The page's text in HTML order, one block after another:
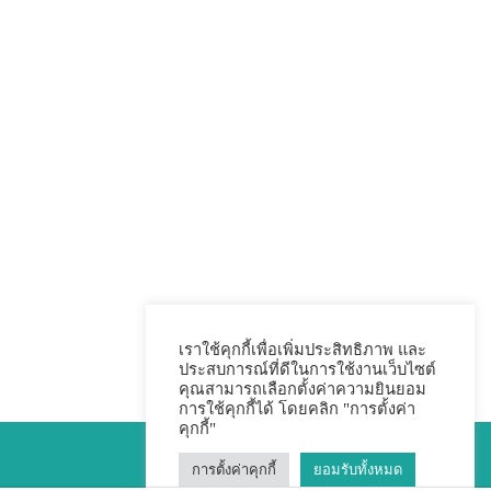
เราใช้คุกกี้เพื่อเพิ่มประสิทธิภาพ และ
ประสบการณ์ที่ดีในการใช้งานเว็บไซต์
คุณสามารถเลือกตั้งค่าความยินยอม
การใช้คุกกี้ได้ โดยคลิก "การตั้งค่า
คุกกี้"
การตั้งค่าคุกกี้ ยอมรับทั้งหมด